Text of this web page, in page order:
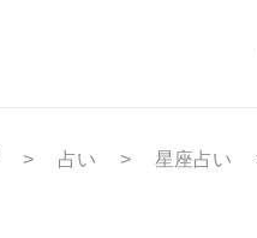
占い 星座占い